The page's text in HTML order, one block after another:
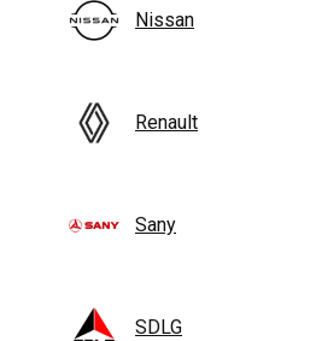
Nissan
Renault
Sany
SDLG